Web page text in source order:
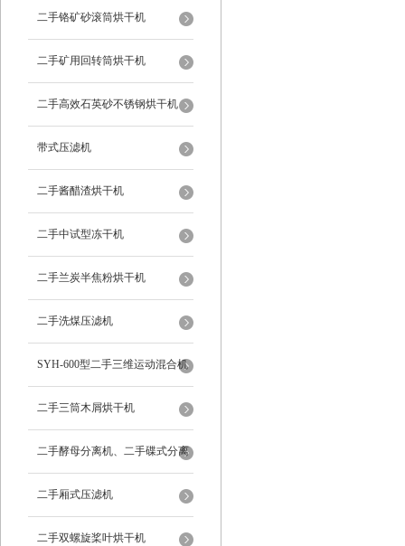
二手铬矿砂滚筒烘干机
二手矿用回转筒烘干机
二手高效石英砂不锈钢烘干机
带式压滤机
二手酱醋渣烘干机
二手中试型冻干机
二手兰炭半焦粉烘干机
二手洗煤压滤机
SYH-600型二手三维运动混合机
二手三筒木屑烘干机
二手酵母分离机、二手碟式分离
机
二手厢式压滤机
二手双螺旋桨叶烘干机